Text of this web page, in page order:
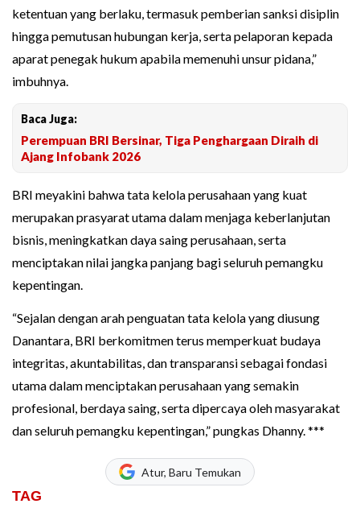
ketentuan yang berlaku, termasuk pemberian sanksi disiplin
hingga pemutusan hubungan kerja, serta pelaporan kepada
aparat penegak hukum apabila memenuhi unsur pidana,”
imbuhnya.
Baca Juga:
Perempuan BRI Bersinar, Tiga Penghargaan Diraih di
Ajang Infobank 2026
BRI meyakini bahwa tata kelola perusahaan yang kuat
merupakan prasyarat utama dalam menjaga keberlanjutan
bisnis, meningkatkan daya saing perusahaan, serta
menciptakan nilai jangka panjang bagi seluruh pemangku
kepentingan.
“Sejalan dengan arah penguatan tata kelola yang diusung
Danantara, BRI berkomitmen terus memperkuat budaya
integritas, akuntabilitas, dan transparansi sebagai fondasi
utama dalam menciptakan perusahaan yang semakin
profesional, berdaya saing, serta dipercaya oleh masyarakat
dan seluruh pemangku kepentingan,” pungkas Dhanny. ***
Atur, Baru Temukan
TAG